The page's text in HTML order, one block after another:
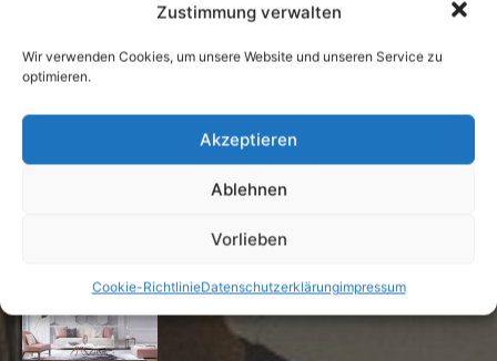
Zustimmung verwalten
Wir verwenden Cookies, um unsere Website und unseren Service zu
optimieren.
Akzeptieren
Ablehnen
Vorlieben
Cookie-RichtlinieDatenschutzerklärungimpressum
Buchtipp: «Oliven»
Die Redaktion empfiehlt
Fototapeten: Neuer Look fürs